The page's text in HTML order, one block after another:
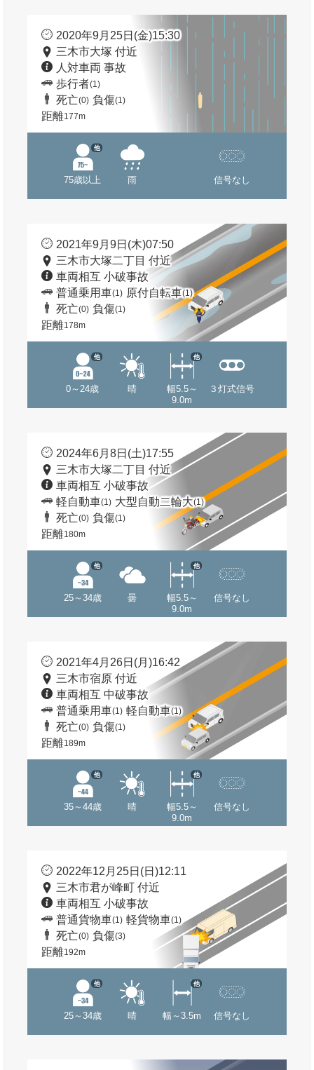
2020年9月25日(金)15:30
三木市大塚 付近
人対車両 事故
歩行者(1)
死亡(0) 負傷(1)
距離177m
75歳以上
他
雨 信号なし
2021年9月9日(木)07:50
三木市大塚二丁目 付近
車両相互 小破事故
普通乗用車(1) 原付自転車(1)
死亡(0) 負傷(1)
距離178m
0～24歳
他
晴
幅5.5～
9.0m
他
３灯式信号
2024年6月8日(土)17:55
三木市大塚二丁目 付近
車両相互 小破事故
軽自動車(1) 大型自動二輪大(1)
死亡(0) 負傷(1)
距離180m
25～34歳
他
曇
幅5.5～
9.0m
他
信号なし
2021年4月26日(月)16:42
三木市宿原 付近
車両相互 中破事故
普通乗用車(1) 軽自動車(1)
死亡(0) 負傷(1)
距離189m
35～44歳
他
晴
幅5.5～
9.0m
他
信号なし
2022年12月25日(日)12:11
三木市君が峰町 付近
車両相互 小破事故
普通貨物車(1) 軽貨物車(1)
死亡(0) 負傷(3)
距離192m
25～34歳
他
晴 幅～3.5m
他
信号なし